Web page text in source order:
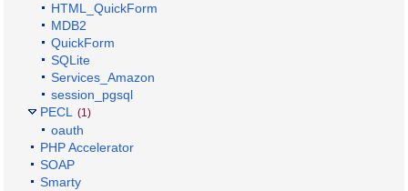
HTML_QuickForm
MDB2
QuickForm
SQLite
Services_Amazon
session_pgsql
PECL
(1)
oauth
PHP Accelerator
SOAP
Smarty